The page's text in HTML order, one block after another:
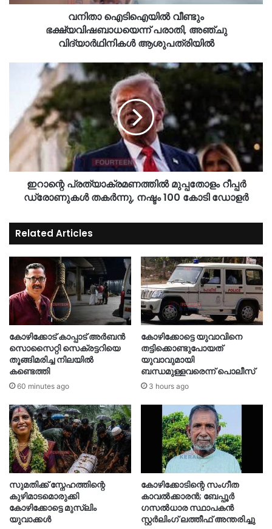
വനിതാ ഐടിഐയിൽ വീണ്ടും
ഭക്ഷ്യവിഷബാധയെന്ന് പരാതി, അഞ്ചു
വിദ്യാർഥിനികൾ ആശുപത്രിയിൽ
ഇറാന്റെ പ്രത്യാക്രമണത്തിൽ മുപ്പതോളം റീപ്പർ
ഡ്രോണുകൾ തകർന്നു, നഷ്ടം 100 കോടി ഡോളർ
Related Articles
കോഴിക്കോട് കാപ്പാട് അര്‍ബന്‍
സൊസൈറ്റി സെക്രട്ടറിയെ
തൂങ്ങിമരിച്ച നിലയിൽ
കണ്ടെത്തി
60 minutes ago
കോഴിക്കോട്ടെ യുവാവിനെ
തട്ടിക്കൊണ്ടുപോയത്
യുവാവുമായി
ബന്ധമുള്ളവരെന്ന് പൊലീസ്
3 hours ago
സുമതിക്ക് സ്നേഹത്തിന്റെ
കുഴിമാടമൊരുക്കി
കോഴിക്കോട്ടെ മുസ്‍ലിം
യുവാക്കൾ
കോഴിക്കോടിന്റെ സംഗീത
കാവൽക്കാരൻ; ബേപ്പൂർ
ഗസൽധാര സ്ഥാപകൻ
സ്റ്റർലിംഗ് ലത്തീഫ് അന്തരിച്ചു